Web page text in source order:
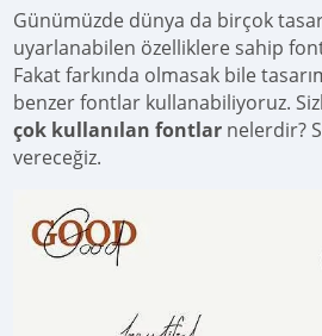
Günümüzde dünya da birçok
uyarlanabilen özelliklere sahip
Fakat farkında olmasak bile
benzer fontlar kullanabiliyoruz.
çok kullanılan fontlar nelerdir?
vereceğiz.